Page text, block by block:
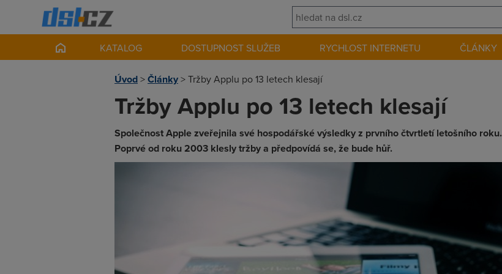
KATALOG DOSTUPNOST SLUŽEB RYCHLOST INTERNETU ČLÁNKY
Úvod>Články>Tržby Applu po 13 letech klesají
Tržby Applu po 13 letech klesají
Společnost Apple zveřejnila své hospodářské výsledky z prvního čtvrtletí letošního roku.
Poprvé od roku 2003 klesly tržby a předpovídá se, že bude hůř.